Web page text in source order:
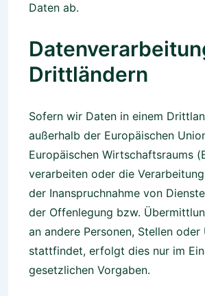
Daten ab.
Drittländern
Sofern wir Daten in einem
außerhalb der Europäischen
Europäischen Wirtschaftsraums
verarbeiten oder die
der Inanspruchnahme von
der Offenlegung bzw.
an andere Personen, Stellen oder
stattfindet, erfolgt dies nur im
gesetzlichen Vorgaben.